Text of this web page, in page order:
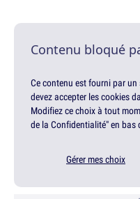
Contenu bloqué
Ce contenu est fourni par
devez accepter les cookies
Modifiez ce choix à tout
de la Confidentialité" en bas
Gérer mes choix